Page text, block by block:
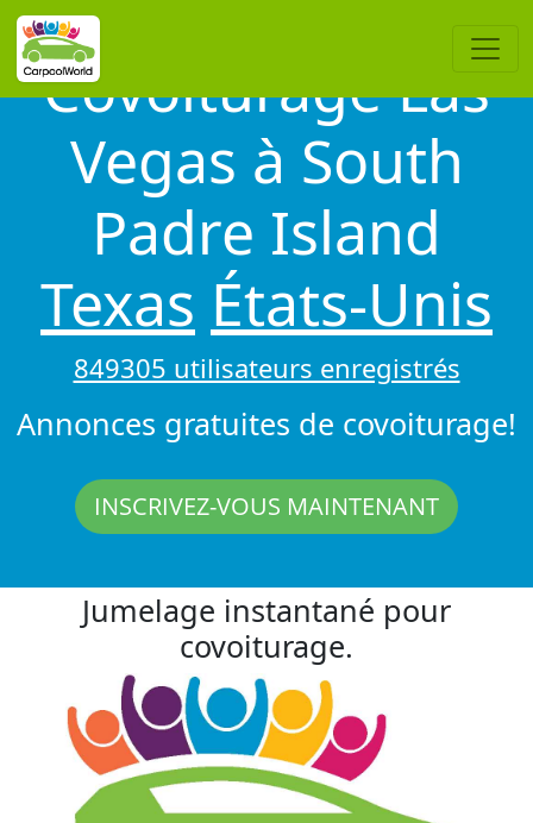
Covoiturage Las
Vegas à South
Padre Island
Texas États-Unis
849305 utilisateurs enregistrés
Annonces gratuites de covoiturage!
INSCRIVEZ-VOUS MAINTENANT
Jumelage instantané pour
covoiturage.